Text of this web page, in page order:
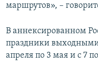
маршрутов», –
В аннексированном
праздники выходными
апреля по 3 мая и с 7